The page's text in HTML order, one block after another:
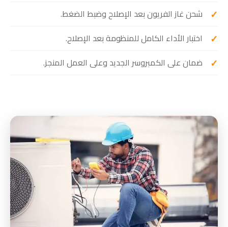
شحن غاز الفريون بعد الإصلاح وضبط الضغط.
اختبار الأداء الكامل للمنظومة بعد الإصلاح.
ضمان على الكمبروسر الجديد وعلى العمل المنجز.